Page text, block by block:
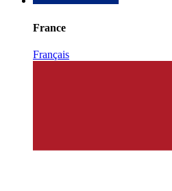
France
Français